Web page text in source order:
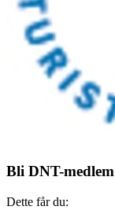
Bli DNT-medlem
Dette får du: